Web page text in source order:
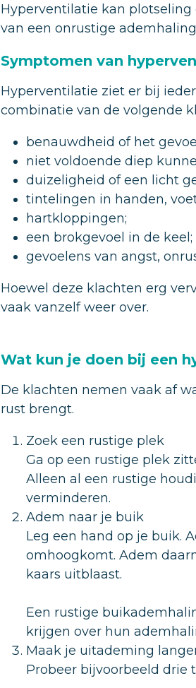
Hyperventilatie kan
van een onrustige
Symptomen van
Hyperventilatie ziet er bij
combinatie van de volgende
benauwdheid of het
niet voldoende diep
duizeligheid of een licht
tintelingen in handen,
hartkloppingen;
een brokgevoel in de keel;
gevoelens van angst,
Hoewel deze klachten erg
vaak vanzelf weer over.
Wat kun je doen bij een
De klachten nemen vaak af
rust brengt.
Zoek een rustige plek
Ga op een rustige plek
Alleen al een rustige
verminderen.
Adem naar je buik
Leg een hand op je buik.
omhoogkomt. Adem
kaars uitblaast.
Een rustige
krijgen over hun
Maak je uitademing
Probeer bijvoorbeeld drie